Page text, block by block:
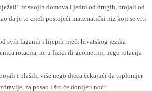
iz svojih domova i jedni od drugih, brojali od
da je to cijeli postojeći matematički niz koji se vrti
svih laganih i lijepih riječi hrvatskog jezika
rotacija, ne u fizici ili geometriji, nego rotacija
i plašili, više nego djeca čekajući da toplomjer
za posao i što će donijeti noć?